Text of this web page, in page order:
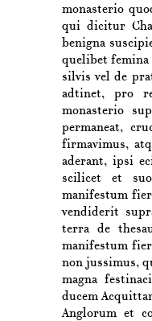
monasterio
qui dicitur
benigna
quelibet femina
silvis vel de
adtinet, pro
monasterio
permaneat,
firmavimus,
aderant, ipsi
scilicet et
manifestum
vendiderit
terra de
manifestum
non jussimus,
magna
ducem
Anglorum et